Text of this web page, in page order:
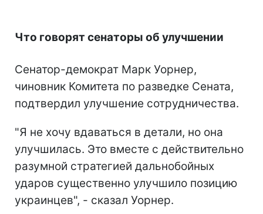
Что говорят сенаторы об улучшении
Сенатор-демократ Марк Уорнер,
чиновник Комитета по разведке Сената,
подтвердил улучшение сотрудничества.
"Я не хочу вдаваться в детали, но она
улучшилась. Это вместе с действительно
разумной стратегией дальнобойных
ударов существенно улучшило позицию
украинцев", - сказал Уорнер.